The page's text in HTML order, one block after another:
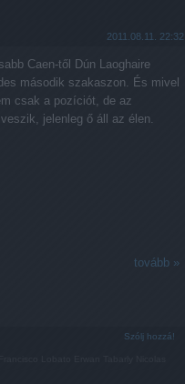
2011.08.11. 22:32
Caen-től Dún Laoghaire
második szakaszon. És mivel
csak a pozíciót, de az
jelenleg ő áll az élen.
tovább »
Szólj hozzá!